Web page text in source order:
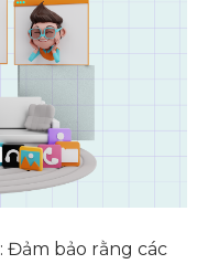
: Đảm bảo rằng các